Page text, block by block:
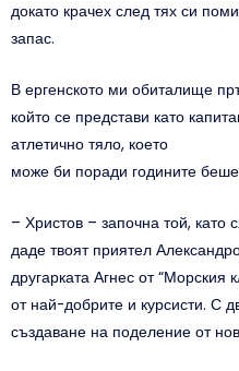
докато крачех след тях си
запас.
В ергенското ми обиталище
който се представи като
атлетично тяло, което
може би поради годините
– Христов – започна той,
даде твоят приятел
другарката Агнес от “Морския
от най-добрите и курсисти. С
създаване на поделение от